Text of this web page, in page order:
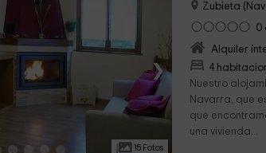
›
15 Fotos
Zubieta
0
Alquiler
4
Nuestro
Navarra, que
que
una vivienda...